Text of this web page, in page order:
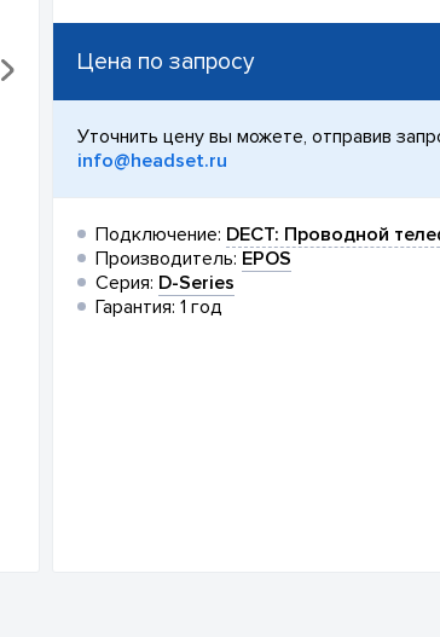
Цена по запросу
Уточнить цену вы можете, отправив
info@headset.ru
Подключение: DECT: Проводной
Производитель: EPOS
Серия: D-Series
Гарантия: 1 год